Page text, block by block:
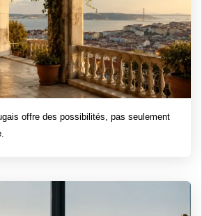
offre des possibilités, pas seulement